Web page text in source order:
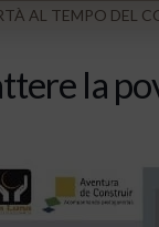
AL TEMPO DEL
la